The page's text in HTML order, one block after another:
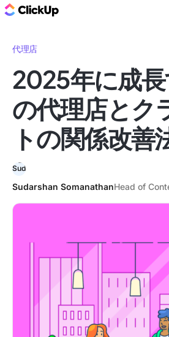
代理店
2025年に成
の代理店とク
トの関係改善
Sudarshan SomanathanHead of